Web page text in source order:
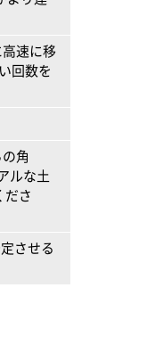
速に移
回数を
角
ルな土
ださ
させる